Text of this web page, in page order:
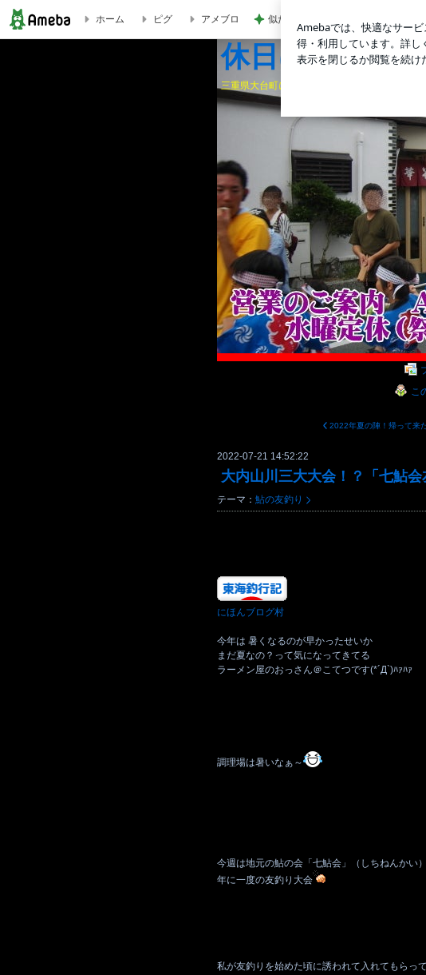
大内山川三大大会！？「七鮎会友釣り大会」ガチンコ勝負( ﾟдﾟ )ｸﾜｯ!! |
ホーム ピグ アメブロ 似たピアスで上位互換という目論み
休日は釣り三
三重県大台町にある、中華そば「一冨士」二
こ
2022-07-21 14:52:22
大内山川三大大会！？「七鮎
テーマ： 鮎の友釣り
にほんブログ村
今年は 暑くなるのが早かったせいか
まだ夏なの？って気になってきてる
ラーメン屋のおっさん＠こてつです(*´Д`)ﾊｧﾊｧ
調理場は暑いなぁ～
今週は地元の鮎の会「七鮎会」（しちねんかい
年に一度の友釣り大会
私が友釣りを始めた頃に誘われて入れてもらって